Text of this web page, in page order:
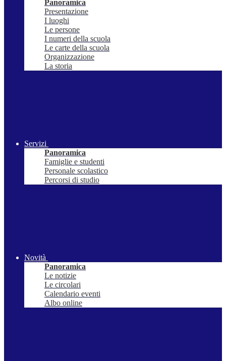
Panoramica
Presentazione
I luoghi
Le persone
I numeri della scuola
Le carte della scuola
Organizzazione
La storia
Servizi
Panoramica
Famiglie e studenti
Personale scolastico
Percorsi di studio
Novità
Panoramica
Le notizie
Le circolari
Calendario eventi
Albo online